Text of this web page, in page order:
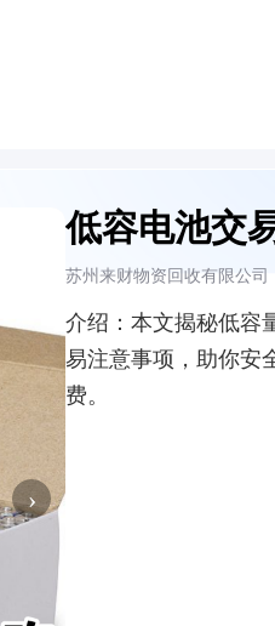
›
低容电池交
苏州来财物资回收有限公司
介绍： 本文揭秘低容
易注意事项，助你安
费。